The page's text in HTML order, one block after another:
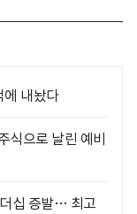
에 내놨다
으로 날린 예비
십 증발… 최고